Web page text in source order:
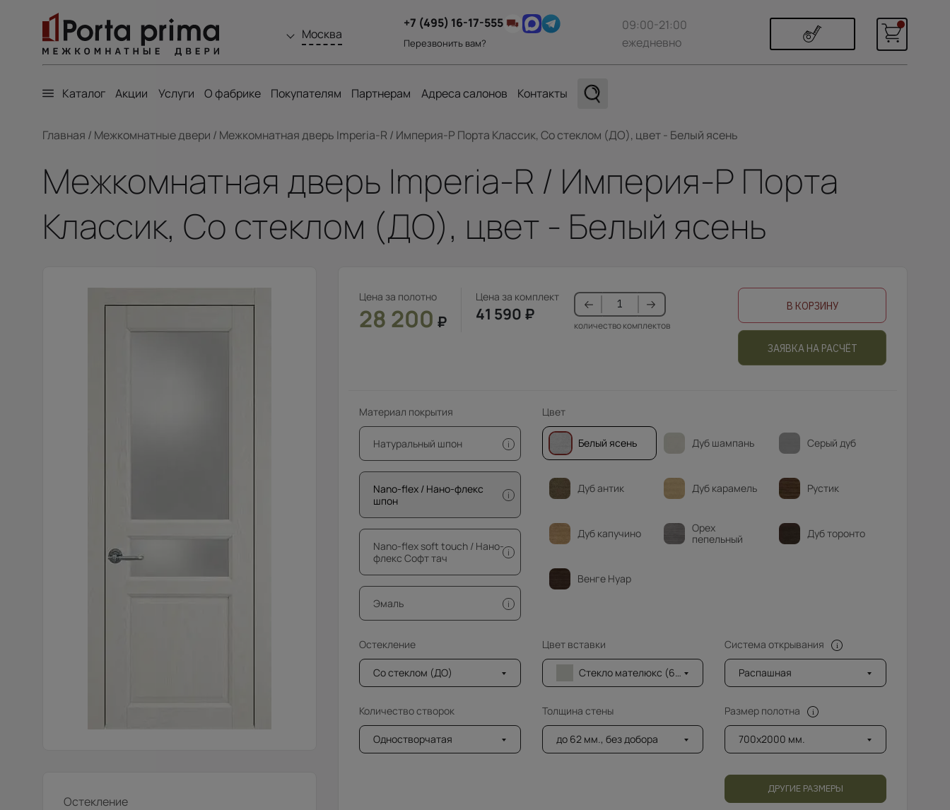
Москва
+7 (495) 16-17-555
Перезвонить вам?
09:00-21:00
ежедневно
Каталог Акции Услуги О фабрике Покупателям Партнерам Адреса салонов Контакты
Главная / Межкомнатные двери / Межкомнатная дверь Imperia-R / Империя-Р Порта Классик, Со стеклом (ДО), цвет - Белый ясень
Межкомнатная дверь Imperia-R / Империя-Р Порта
Классик, Со стеклом (ДО), цвет - Белый ясень
Остекление
Цена за полотно
28 200 ₽
Цена за комплект
41 590 ₽
количество комплектов
В КОРЗИНУ
ЗАЯВКА НА РАСЧЁТ
Материал покрытия
Натуральный шпон i
Nano-flex / Нано-флекс
шпон
i
Nano-flex soft touch / Нано-
флекс Софт тач
i
Эмаль i
Цвет
Белый ясень Дуб шампань Серый дуб
Дуб антик Дуб карамель Рустик
Дуб капучино
Орех
пепельный
Дуб торонто
Венге Нуар
Остекление
Со стеклом (ДО)
Цвет вставки
Стекло мателюкс (6мм) с фацетом
Система открывания
Распашная
Количество створок
Одностворчатая
Толщина стены
до 62 мм., без добора
Размер полотна
700x2000 мм.
ДРУГИЕ РАЗМЕРЫ